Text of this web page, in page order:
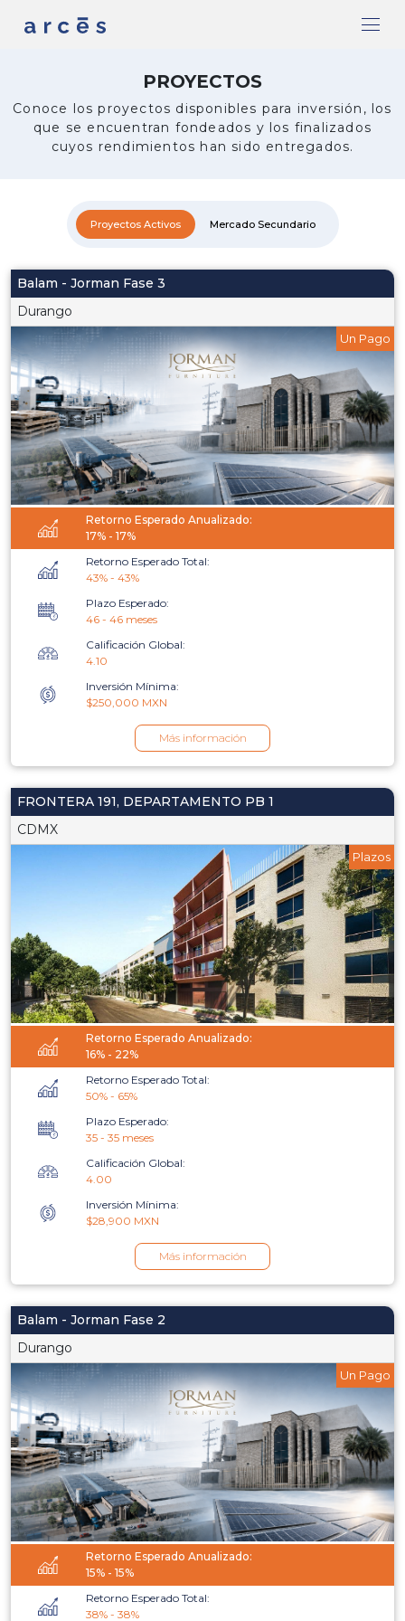
PROYECTOS
Conoce los proyectos disponibles para inversión, los
que se encuentran fondeados y los finalizados
cuyos rendimientos han sido entregados.
Proyectos Activos Mercado Secundario
Balam - Jorman Fase 3
Durango
Retorno Esperado Anualizado:
17% - 17%
Retorno Esperado Total:
43% - 43%
Plazo Esperado:
46 - 46 meses
Calificación Global:
4.10
Inversión Mínima:
$250,000 MXN
Más información
Un Pago
FRONTERA 191, DEPARTAMENTO PB 1
CDMX
Retorno Esperado Anualizado:
16% - 22%
Retorno Esperado Total:
50% - 65%
Plazo Esperado:
35 - 35 meses
Calificación Global:
4.00
Inversión Mínima:
$28,900 MXN
Más información
Plazos
Balam - Jorman Fase 2
Durango
Retorno Esperado Anualizado:
15% - 15%
Retorno Esperado Total:
38% - 38%
Un Pago